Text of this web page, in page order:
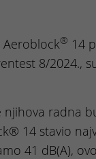
® 14
8/2024.,
radna
14 stavio
41 dB(A),